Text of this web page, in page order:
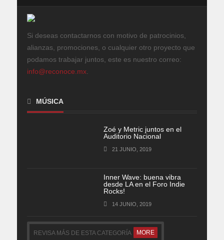
Si deseas contactarnos con motivo de patrocinios,
alianzas, promociones, o cualquier otro proyecto que
podamos trabajar juntos, este es nuestro correo:
info@reconoce.mx.
MÚSICA
Zoé y Metric juntos en el
Auditorio Nacional
21 JUNIO, 2019
Inner Wave: buena vibra
desde LA en el Foro Indie
Rocks!
14 JUNIO, 2019
REVISA MÁS DE ESTA CATEGORÍA MORE